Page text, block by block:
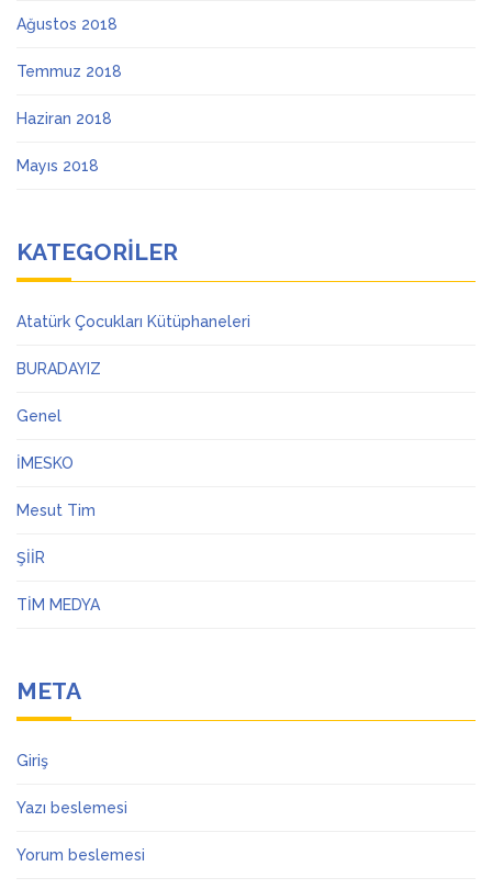
Ağustos 2018
Temmuz 2018
Haziran 2018
Mayıs 2018
KATEGORILER
Atatürk Çocukları Kütüphaneleri
BURADAYIZ
Genel
İMESKO
Mesut Tim
ŞİİR
TİM MEDYA
META
Giriş
Yazı beslemesi
Yorum beslemesi